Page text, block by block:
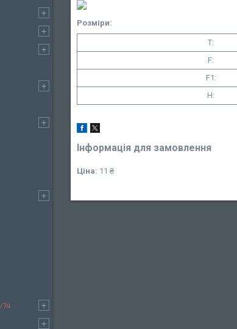
Розміри:
T:
F:
F1:
H:
Інформація для замовлення
Ціна: 11 ₴
74